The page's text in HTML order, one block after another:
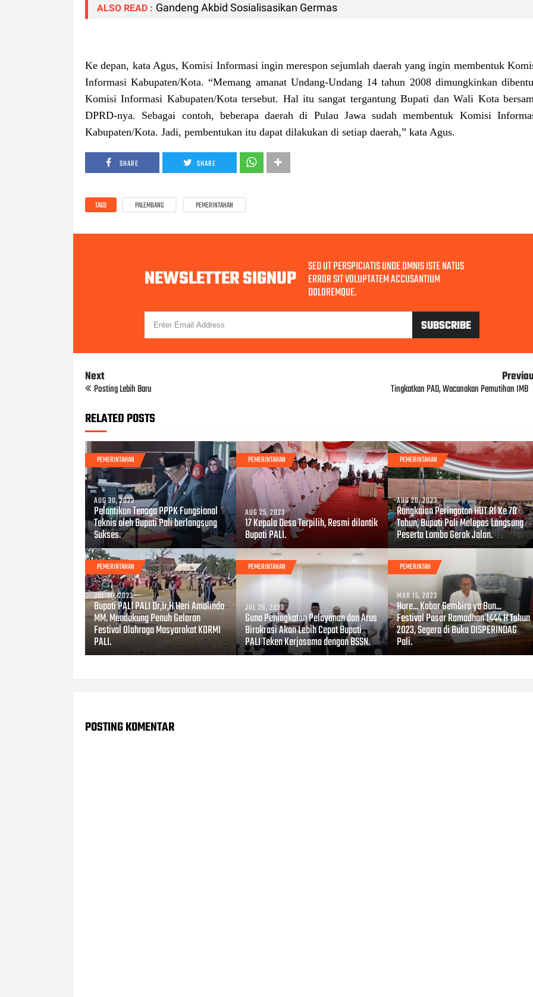
ALSO READ : Gandeng Akbid Sosialisasikan Germas
Ke depan, kata Agus, Komisi Informasi ingin merespon sejumlah daerah yang ingin membentuk
Informasi Kabupaten/Kota. “Memang amanat Undang-Undang 14 tahun 2008 dimungkinkan
Komisi Informasi Kabupaten/Kota tersebut. Hal itu sangat tergantung Bupati dan Wali Kota
DPRD-nya. Sebagai contoh, beberapa daerah di Pulau Jawa sudah membentuk Komisi
Kabupaten/Kota. Jadi, pembentukan itu dapat dilakukan di setiap daerah,” kata Agus.
SHARE SHARE
TAGS PALEMBANG PEMERINTAHAN
NEWSLETTER SIGNUP SED UT PERSPICIATIS UNDE OMNIS ISTE NATUS
ERROR SIT VOLUPTATEM ACCUSANTIUM
DOLOREMQUE.
Next
Posting Lebih Baru Tingkatkan PAD, Wacanakan Pemutihan IMB
RELATED POSTS
PEMERINTAHAN
AUG 30, 2023
Pelantikan Tenaga PPPK Fungsional
Teknis oleh Bupati Pali berlangsung
Sukses.
PEMERINTAHAN
AUG 25, 2023
17 Kepala Desa Terpilih, Resmi dilantik
Bupati PALI.
PEMERINTAHAN
AUG 20, 2023
Rangkaian Peringatan HUT RI Ke 78
Tahun, Bupati Pali Melepas Langsung
Peserta Lomba Gerak Jalan.
PEMERINTAHAN
JUL 28, 2023
Bupati PALI PALI Dr,Ir,H Heri Amalindo
MM. Mendukung Penuh Gelaran
Festival Olahraga Masyarakat KORMI
PALI.
PEMERINTAHAN
JUL 26, 2023
Guna Peningkatan Pelayanan dan Arus
Birokrasi Akan Lebih Cepat Bupati
PALI Teken Kerjasama dengan BSSN.
PEMERINTAH
MAR 15, 2023
Hore... Kabar Gembira ya Bun...
Festival Pasar Ramadhan 1444 H Tahun
2023, Segera di Buka DISPERINDAG
Pali.
POSTING KOMENTAR